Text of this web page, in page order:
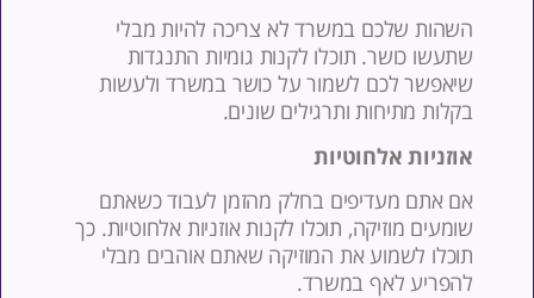
השהות שלכם במשרד לא צריכה להיות מבלי
שתעשו כושר. תוכלו לקנות גומיות התנגדות
שיאפשר לכם לשמור על כושר במשרד ולעשות
בקלות מתיחות ותרגילים שונים.
אוזניות אלחוטיות
אם אתם מעדיפים בחלק מהזמן לעבוד כשאתם
שומעים מוזיקה, תוכלו לקנות אוזניות אלחוטיות. כך
תוכלו לשמוע את המוזיקה שאתם אוהבים מבלי
להפריע לאף במשרד.